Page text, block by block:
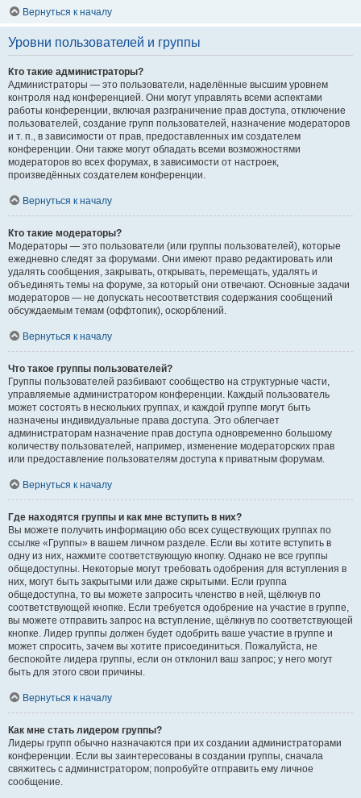
Вернуться к началу
Уровни пользователей и группы
Кто такие администраторы?
Администраторы — это пользователи, наделённые высшим уровнем
контроля над конференцией. Они могут управлять всеми аспектами
работы конференции, включая разграничение прав доступа, отключение
пользователей, создание групп пользователей, назначение модераторов
и т. п., в зависимости от прав, предоставленных им создателем
конференции. Они также могут обладать всеми возможностями
модераторов во всех форумах, в зависимости от настроек,
произведённых создателем конференции.
Вернуться к началу
Кто такие модераторы?
Модераторы — это пользователи (или группы пользователей), которые
ежедневно следят за форумами. Они имеют право редактировать или
удалять сообщения, закрывать, открывать, перемещать, удалять и
объединять темы на форуме, за который они отвечают. Основные задачи
модераторов — не допускать несоответствия содержания сообщений
обсуждаемым темам (оффтопик), оскорблений.
Вернуться к началу
Что такое группы пользователей?
Группы пользователей разбивают сообщество на структурные части,
управляемые администратором конференции. Каждый пользователь
может состоять в нескольких группах, и каждой группе могут быть
назначены индивидуальные права доступа. Это облегчает
администраторам назначение прав доступа одновременно большому
количеству пользователей, например, изменение модераторских прав
или предоставление пользователям доступа к приватным форумам.
Вернуться к началу
Где находятся группы и как мне вступить в них?
Вы можете получить информацию обо всех существующих группах по
ссылке «Группы» в вашем личном разделе. Если вы хотите вступить в
одну из них, нажмите соответствующую кнопку. Однако не все группы
общедоступны. Некоторые могут требовать одобрения для вступления в
них, могут быть закрытыми или даже скрытыми. Если группа
общедоступна, то вы можете запросить членство в ней, щёлкнув по
соответствующей кнопке. Если требуется одобрение на участие в группе,
вы можете отправить запрос на вступление, щёлкнув по соответствующей
кнопке. Лидер группы должен будет одобрить ваше участие в группе и
может спросить, зачем вы хотите присоединиться. Пожалуйста, не
беспокойте лидера группы, если он отклонил ваш запрос; у него могут
быть для этого свои причины.
Вернуться к началу
Как мне стать лидером группы?
Лидеры групп обычно назначаются при их создании администраторами
конференции. Если вы заинтересованы в создании группы, сначала
свяжитесь с администратором; попробуйте отправить ему личное
сообщение.